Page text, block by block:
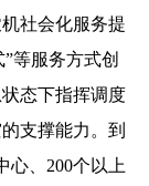
社会化服务提
等服务方式创
态下指挥调度
支撑能力。到
心、200个以上